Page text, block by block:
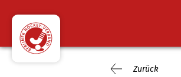
Zurück